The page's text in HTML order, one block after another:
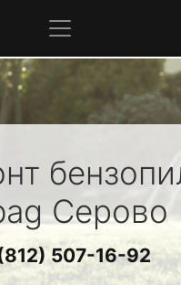
Серово
507-16-92